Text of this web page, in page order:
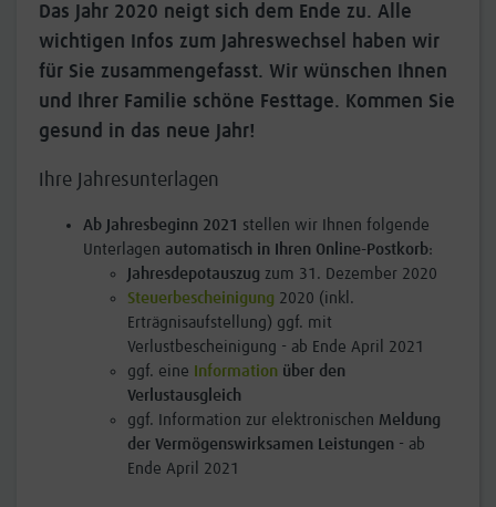
Das Jahr 2020 neigt sich dem Ende zu. Alle
wichtigen Infos zum Jahreswechsel haben wir
für Sie zusammengefasst. Wir wünschen Ihnen
und Ihrer Familie schöne Festtage. Kommen Sie
gesund in das neue Jahr!
Ihre Jahresunterlagen
Ab Jahresbeginn 2021 stellen wir Ihnen folgende
Unterlagen automatisch in Ihren Online-Postkorb:
Jahresdepotauszug zum 31. Dezember 2020
Steuerbescheinigung 2020 (inkl.
Erträgnisaufstellung) ggf. mit
Verlustbescheinigung - ab Ende April 2021
ggf. eine
Information über den
Verlustausgleich
ggf. Information zur elektronischen Meldung
der Vermögenswirksamen Leistungen - ab
Ende April 2021